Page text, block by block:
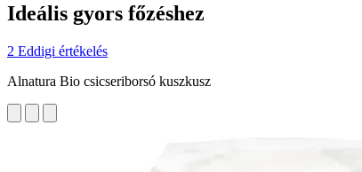
Ideális gyors főzéshez
2 Eddigi értékelés
Alnatura Bio csicseriborsó kuszkusz